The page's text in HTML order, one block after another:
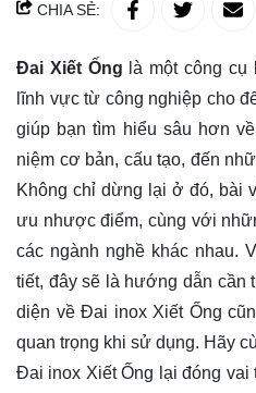
CHIA SẺ:
Đai Xiết Ống là một công cụ
lĩnh vực từ công nghiệp cho
giúp bạn tìm hiểu sâu hơn
niệm cơ bản, cấu tạo, đến
Không chỉ dừng lại ở đó, bài
ưu nhược điểm, cùng với
các ngành nghề khác nhau.
tiết, đây sẽ là hướng dẫn cần
diện về Đai inox Xiết Ống
quan trọng khi sử dụng. Hãy
Đai inox Xiết Ống lại đóng vai